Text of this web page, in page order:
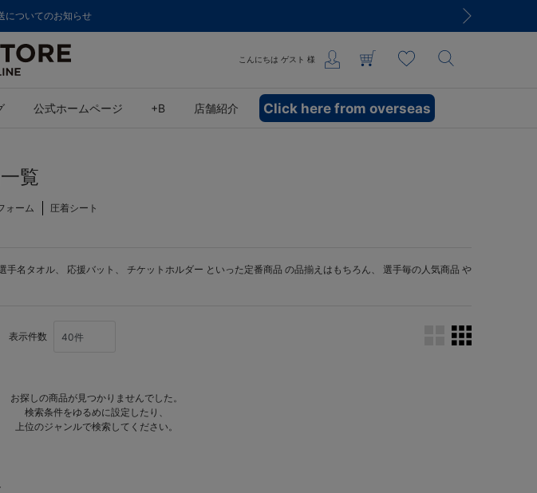
についてのお知らせ
こんにちは ゲスト 様
公式ホームページ +B 店舗紹介 Click here from overseas
覧
ォーム 圧着シート
手名タオル、 応援バット 、 チケットホルダー といった定番商品 の品揃えはもちろん、 選手毎の人気商品 や
表示件数
お探しの商品が見つかりませんでした。
検索条件をゆるめに設定したり、
上位のジャンルで検索してください。